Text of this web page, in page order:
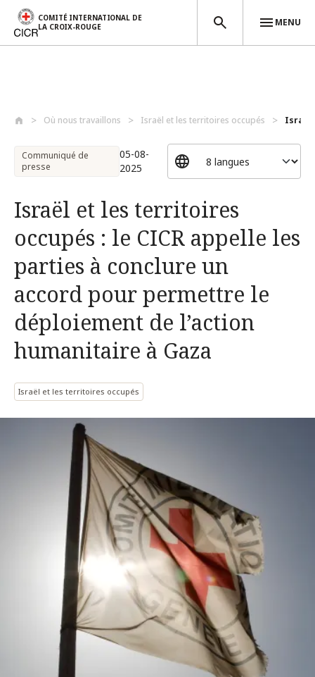
COMITÉ INTERNATIONAL DE
LA CROIX-ROUGE
MENU
Où nous travaillons Israël et les territoires occupés Israël
Communiqué de
presse
05-08-
2025
Israël et les territoires
occupés : le CICR appelle les
parties à conclure un
accord pour permettre le
déploiement de l’action
humanitaire à Gaza
Israël et les territoires occupés